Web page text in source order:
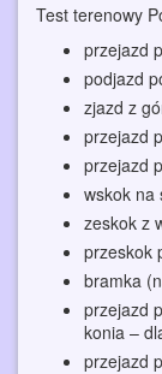
Test terenowy
przejazd
podjazd
zjazd z
przejazd
przejazd
wskok na
zeskok z
przeskok
bramka
przejazd
konia –
przejazd